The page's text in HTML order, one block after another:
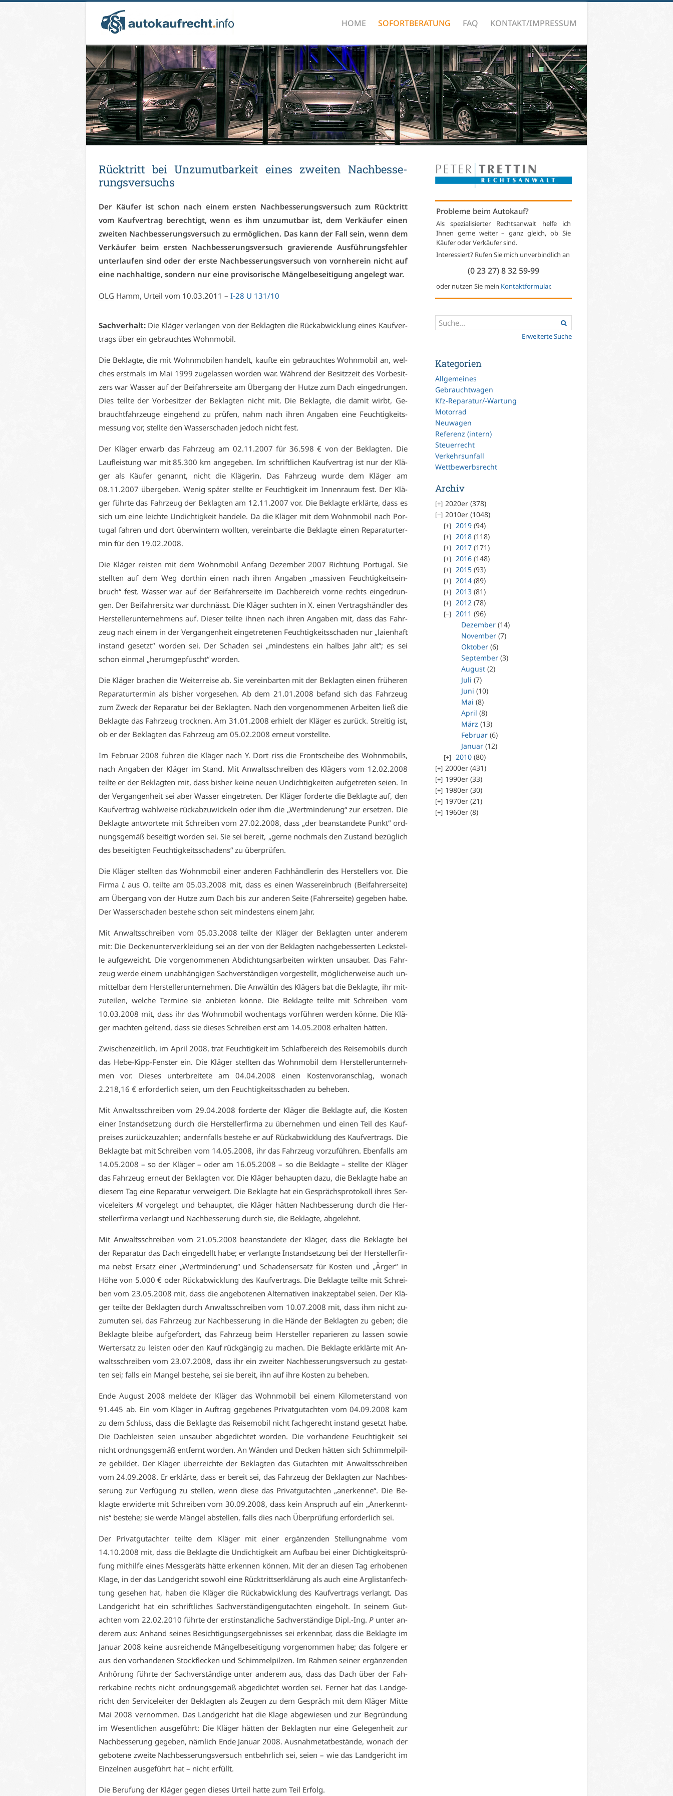
HOME SOFORTBERATUNG FAQ KONTAKT/IMPRESSUM
Rück­tritt bei Un­zu­mut­bar­keit ei­nes zwei­ten Nach­bes­se­
rungs­ver­suchs
Der Käu­fer ist schon nach ei­nem ers­ten Nach­bes­se­rungs­ver­such zum Rück­tritt
vom Kauf­ver­trag be­rech­tigt, wenn es ihm un­zu­mut­bar ist, dem Ver­käu­fer ei­nen
zwei­ten Nach­bes­se­rungs­ver­such zu er­mög­li­chen. Das kann der Fall sein, wenn dem
Ver­käu­fer beim ers­ten Nach­bes­se­rungs­ver­such gra­vie­ren­de Aus­füh­rungs­feh­ler
un­ter­lau­fen sind oder der ers­te Nach­bes­se­rungs­ver­such von vorn­her­ein nicht auf
ei­ne nach­hal­ti­ge, son­dern nur ei­ne pro­vi­so­ri­sche Män­gel­be­sei­ti­gung an­ge­legt war.
OLG Hamm, Ur­teil vom 10.03.2011 – I-28 U 131/10
Sach­ver­halt: Die Klä­ger ver­lan­gen von der Be­klag­ten die Rück­ab­wick­lung ei­nes Kauf­ver­
trags über ein ge­brauch­tes Wohn­mo­bil.
Die Be­klag­te, die mit Wohn­mo­bi­len han­delt, kauf­te ein ge­brauch­tes Wohn­mo­bil an, wel­
ches erst­mals im Mai 1999 zu­ge­las­sen wor­den war. Wäh­rend der Be­sitz­zeit des Vor­be­sit­
zers war Was­ser auf der Bei­fah­rer­sei­te am Über­gang der Hut­ze zum Dach ein­ge­drun­gen.
Dies teil­te der Vor­be­sit­zer der Be­klag­ten nicht mit. Die Be­klag­te, die da­mit wirbt, Ge­
braucht­fahr­zeu­ge ein­ge­hend zu prü­fen, nahm nach ih­ren An­ga­ben ei­ne Feuch­tig­keits­
mes­sung vor, stell­te den Was­ser­scha­den je­doch nicht fest.
Der Klä­ger er­warb das Fahr­zeug am 02.11.2007 für 36.598 € von der Be­klag­ten. Die
Lauf­leis­tung war mit 85.300 km an­ge­ge­ben. Im schrift­li­chen Kauf­ver­trag ist nur der Klä­
ger als Käu­fer ge­nannt, nicht die Klä­ge­rin. Das Fahr­zeug wur­de dem Klä­ger am
08.11.2007 über­ge­ben. We­nig spä­ter stell­te er Feuch­tig­keit im In­nen­raum fest. Der Klä­
ger führ­te das Fahr­zeug der Be­klag­ten am 12.11.2007 vor. Die Be­klag­te er­klär­te, dass es
sich um ei­ne leich­te Un­dich­tig­keit han­de­le. Da die Klä­ger mit dem Wohn­mo­bil nach Por­
tu­gal fah­ren und dort über­win­tern woll­ten, ver­ein­bar­te die Be­klag­te ei­nen Re­pa­ra­tur­ter­
min für den 19.02.2008.
Die Klä­ger reis­ten mit dem Wohn­mo­bil An­fang De­zem­ber 2007 Rich­tung Por­tu­gal. Sie
stell­ten auf dem Weg dort­hin ei­nen nach ih­ren An­ga­ben „mas­si­ven Feuch­tig­keits­ein­
bruch“ fest. Was­ser war auf der Bei­fah­rer­sei­te im Dach­be­reich vor­ne rechts ein­ge­drun­
gen. Der Bei­fah­rer­sitz war durch­nässt. Die Klä­ger such­ten in X. ei­nen Ver­trags­händ­ler des
Her­stel­ler­un­ter­neh­mens auf. Die­ser teil­te ih­nen nach ih­ren An­ga­ben mit, dass das Fahr­
zeug nach ei­nem in der Ver­gan­gen­heit ein­ge­tre­te­nen Feuch­tig­keits­scha­den nur „lai­en­haft
in­stand ge­setzt“ wor­den sei. Der Scha­den sei „min­des­tens ein hal­bes Jahr alt“; es sei
schon ein­mal „her­um­ge­pfuscht“ wor­den.
Die Klä­ger bra­chen die Wei­ter­rei­se ab. Sie ver­ein­bar­ten mit der Be­klag­ten ei­nen frü­he­ren
Re­pa­ra­tur­ter­min als bis­her vor­ge­se­hen. Ab dem 21.01.2008 be­fand sich das Fahr­zeug
zum Zweck der Re­pa­ra­tur bei der Be­klag­ten. Nach den vor­ge­nom­me­nen Ar­bei­ten ließ die
Be­klag­te das Fahr­zeug trock­nen. Am 31.01.2008 er­hielt der Klä­ger es zu­rück. Strei­tig ist,
ob er der Be­klag­ten das Fahr­zeug am 05.02.2008 er­neut vor­stell­te.
Im Fe­bru­ar 2008 fuh­ren die Klä­ger nach Y. Dort riss die Front­schei­be des Wohn­mo­bils,
nach An­ga­ben der Klä­ger im Stand. Mit An­walts­schrei­ben des Klä­gers vom 12.02.2008
teil­te er der Be­klag­ten mit, dass bis­her kei­ne neu­en Un­dich­tig­kei­ten auf­ge­tre­ten sei­en. In
der Ver­gan­gen­heit sei aber Was­ser ein­ge­tre­ten. Der Klä­ger for­der­te die Be­klag­te auf, den
Kauf­ver­trag wahl­wei­se rück­ab­zu­wi­ckeln oder ihm die „Wert­min­de­rung“ zur er­set­zen. Die
Be­klag­te ant­wor­te­te mit Schrei­ben vom 27.02.2008, dass „der be­an­stan­de­te Punkt“ ord­
nungs­ge­mäß be­sei­tigt wor­den sei. Sie sei be­reit, „ger­ne noch­mals den Zu­stand be­züg­lich
des be­sei­tig­ten Feuch­tig­keits­scha­dens“ zu über­prü­fen.
Die Klä­ger stell­ten das Wohn­mo­bil ei­ner an­de­ren Fach­händ­le­rin des Her­stel­lers vor. Die
Fir­ma Laus O. teil­te am 05.03.2008 mit, dass es ei­nen Was­ser­ein­bruch (Bei­fah­rer­sei­te)
am Über­gang von der Hut­ze zum Dach bis zur an­de­ren Sei­te (Fah­rer­sei­te) ge­ge­ben ha­be.
Der Was­ser­scha­den be­ste­he schon seit min­des­tens ei­nem Jahr.
Mit An­walts­schrei­ben vom 05.03.2008 teil­te der Klä­ger der Be­klag­ten un­ter an­de­rem
mit: Die De­cken­un­ter­ver­klei­dung sei an der von der Be­klag­ten nach­ge­bes­ser­ten Leck­stel­
le auf­ge­weicht. Die vor­ge­nom­me­nen Ab­dich­tungs­ar­bei­ten wirk­ten un­sau­ber. Das Fahr­
zeug wer­de ei­nem un­ab­hän­gi­gen Sach­ver­stän­di­gen vor­ge­stellt, mög­li­cher­wei­se auch un­
mit­tel­bar dem Her­stel­ler­un­ter­neh­men. Die An­wäl­tin des Klä­gers bat die Be­klag­te, ihr mit­
zu­tei­len, wel­che Ter­mi­ne sie an­bie­ten kön­ne. Die Be­klag­te teil­te mit Schrei­ben vom
10.03.2008 mit, dass ihr das Wohn­mo­bil wo­chen­tags vor­füh­ren wer­den kön­ne. Die Klä­
ger mach­ten gel­tend, dass sie die­ses Schrei­ben erst am 14.05.2008 er­hal­ten hät­ten.
Zwi­schen­zeit­lich, im April 2008, trat Feuch­tig­keit im Schlaf­be­reich des Rei­se­mo­bils durch
das He­be-Kipp-Fens­ter ein. Die Klä­ger stell­ten das Wohn­mo­bil dem Her­stel­ler­un­ter­neh­
men vor. Die­ses un­ter­brei­te­te am 04.04.2008 ei­nen Kos­ten­vor­an­schlag, wo­nach
2.218,16 € er­for­der­lich sei­en, um den Feuch­tig­keits­scha­den zu be­he­ben.
Mit An­walts­schrei­ben vom 29.04.2008 for­der­te der Klä­ger die Be­klag­te auf, die Kos­ten
ei­ner In­stand­set­zung durch die Her­stel­ler­fir­ma zu über­neh­men und ei­nen Teil des Kauf­
prei­ses zu­rück­zu­zah­len; an­dern­falls be­ste­he er auf Rück­ab­wick­lung des Kauf­ver­trags. Die
Be­klag­te bat mit Schrei­ben vom 14.05.2008, ihr das Fahr­zeug vor­zu­füh­ren. Eben­falls am
14.05.2008 – so der Klä­ger – oder am 16.05.2008 – so die Be­klag­te – stell­te der Klä­ger
das Fahr­zeug er­neut der Be­klag­ten vor. Die Klä­ger be­haup­ten da­zu, die Be­klag­te ha­be an
die­sem Tag ei­ne Re­pa­ra­tur ver­wei­gert. Die Be­klag­te hat ein Ge­sprächs­pro­to­koll ih­res Ser­
vice­lei­ters Mvor­ge­legt und be­haup­tet, die Klä­ger hät­ten Nach­bes­se­rung durch die Her­
stel­ler­fir­ma ver­langt und Nach­bes­se­rung durch sie, die Be­klag­te, ab­ge­lehnt.
Mit An­walts­schrei­ben vom 21.05.2008 be­an­stan­de­te der Klä­ger, dass die Be­klag­te bei
der Re­pa­ra­tur das Dach ein­ge­dellt ha­be; er ver­lang­te In­stand­set­zung bei der Her­stel­ler­fir­
ma nebst Er­satz ei­ner „Wert­min­de­rung“ und Scha­dens­er­satz für Kos­ten und „Är­ger“ in
Hö­he von 5.000 € oder Rück­ab­wick­lung des Kauf­ver­trags. Die Be­klag­te teil­te mit Schrei­
ben vom 23.05.2008 mit, dass die an­ge­bo­te­nen Al­ter­na­ti­ven in­ak­zep­ta­bel sei­en. Der Klä­
ger teil­te der Be­klag­ten durch An­walts­schrei­ben vom 10.07.2008 mit, dass ihm nicht zu­
zu­mu­ten sei, das Fahr­zeug zur Nach­bes­se­rung in die Hän­de der Be­klag­ten zu ge­ben; die
Be­klag­te blei­be auf­ge­for­dert, das Fahr­zeug beim Her­stel­ler re­pa­rie­ren zu las­sen so­wie
Wert­er­satz zu leis­ten oder den Kauf rück­gän­gig zu ma­chen. Die Be­klag­te er­klär­te mit An­
walts­schrei­ben vom 23.07.2008, dass ihr ein zwei­ter Nach­bes­se­rungs­ver­such zu ge­stat­
ten sei; falls ein Man­gel be­ste­he, sei sie be­reit, ihn auf ih­re Kos­ten zu be­he­ben.
En­de Au­gust 2008 mel­de­te der Klä­ger das Wohn­mo­bil bei ei­nem Ki­lo­me­ter­stand von
91.445 ab. Ein vom Klä­ger in Auf­trag ge­ge­be­nes Pri­vat­gut­ach­ten vom 04.09.2008 kam
zu dem Schluss, dass die Be­klag­te das Rei­se­mo­bil nicht fach­ge­recht in­stand ge­setzt ha­be.
Die Dach­leis­ten sei­en un­sau­ber ab­ge­dich­tet wor­den. Die vor­han­de­ne Feuch­tig­keit sei
nicht ord­nungs­ge­mäß ent­fernt wor­den. An Wän­den und De­cken hät­ten sich Schim­mel­pil­
ze ge­bil­det. Der Klä­ger über­reich­te der Be­klag­ten das Gut­ach­ten mit An­walts­schrei­ben
vom 24.09.2008. Er er­klär­te, dass er be­reit sei, das Fahr­zeug der Be­klag­ten zur Nach­bes­
se­rung zur Ver­fü­gung zu stel­len, wenn die­se das Pri­vat­gut­ach­ten „an­er­ken­ne“. Die Be­
klag­te er­wi­der­te mit Schrei­ben vom 30.09.2008, dass kein An­spruch auf ein „An­er­kennt­
nis“ be­ste­he; sie wer­de Män­gel ab­stel­len, falls dies nach Über­prü­fung er­for­der­lich sei.
Der Pri­vat­gut­ach­ter teil­te dem Klä­ger mit ei­ner er­gän­zen­den Stel­lung­nah­me vom
14.10.2008 mit, dass die Be­klag­te die Un­dich­tig­keit am Auf­bau bei ei­ner Dich­tig­keits­prü­
fung mit­hil­fe ei­nes Mess­ge­räts hät­te er­ken­nen kön­nen. Mit der an die­sen Tag er­ho­be­nen
Kla­ge, in der das Land­ge­richt so­wohl ei­ne Rück­tritts­er­klä­rung als auch ei­ne Arg­listan­fech­
tung ge­se­hen hat, ha­ben die Klä­ger die Rück­ab­wick­lung des Kauf­ver­trags ver­langt. Das
Land­ge­richt hat ein schrift­li­ches Sach­ver­stän­di­gen­gut­ach­ten ein­ge­holt. In sei­nem Gut­
ach­ten vom 22.02.2010 führ­te der erst­in­stanz­li­che Sach­ver­stän­di­ge Dipl.-Ing.P un­ter an­
de­rem aus: An­hand sei­nes Be­sich­ti­gungs­er­geb­nis­ses sei er­kenn­bar, dass die Be­klag­te im
Ja­nu­ar 2008 kei­ne aus­rei­chen­de Män­gel­be­sei­ti­gung vor­ge­nom­men ha­be; das fol­ge­re er
aus den vor­han­de­nen Stock­fle­cken und Schim­mel­pil­zen. Im Rah­men sei­ner er­gän­zen­den
An­hö­rung führ­te der Sach­ver­stän­di­ge un­ter an­de­rem aus, dass das Dach über der Fah­
rer­ka­bi­ne rechts nicht ord­nungs­ge­mäß ab­ge­dich­tet wor­den sei. Fer­ner hat das Land­ge­
richt den Ser­vice­lei­ter der Be­klag­ten als Zeu­gen zu dem Ge­spräch mit dem Klä­ger Mit­te
Mai 2008 ver­nom­men. Das Land­ge­richt hat die Kla­ge ab­ge­wie­sen und zur Be­grün­dung
im We­sent­li­chen aus­ge­führt: Die Klä­ger hät­ten der Be­klag­ten nur ei­ne Ge­le­gen­heit zur
Nach­bes­se­rung ge­ge­ben, näm­lich En­de Ja­nu­ar 2008. Aus­nah­me­tat­be­stän­de, wo­nach der
ge­bo­te­ne zwei­te Nach­bes­se­rungs­ver­such ent­behr­lich sei, sei­en – wie das Land­ge­richt im
Ein­zel­nen aus­ge­führt hat – nicht er­füllt.
Die Be­ru­fung der Klä­ger ge­gen die­ses Ur­teil hat­te zum Teil Er­folg.
Probleme beim Autokauf?
Als spezialisierter Rechtsanwalt helfe ich
Ihnen gerne weiter – ganz gleich, ob Sie
Käufer oder Verkäufer sind.
Interessiert? Rufen Sie mich unverbindlich an
(0 23 27) 8 32 59-99
oder nutzen Sie mein Kontaktformular.
Erweiterte Suche
Kategorien
Allgemeines
Gebrauchtwagen
Kfz-Reparatur/-Wartung
Motorrad
Neuwagen
Referenz (intern)
Steuerrecht
Verkehrsunfall
Wettbewerbsrecht
Archiv
2020er (378)
2010er (1048)
2019 (94)
2018 (118)
2017 (171)
2016 (148)
2015 (93)
2014 (89)
2013 (81)
2012 (78)
2011 (96)
Dezember (14)
November (7)
Oktober (6)
September (3)
August (2)
Juli (7)
Juni (10)
Mai (8)
April (8)
März (13)
Februar (6)
Januar (12)
2010 (80)
2000er (431)
1990er (33)
1980er (30)
1970er (21)
1960er (8)